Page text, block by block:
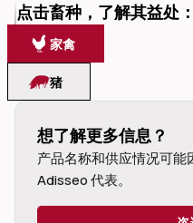
点击畜种，了解其益处：
家禽
猪
想了解更多信息？
产品名称和供应情况可
Adisseo 代表。